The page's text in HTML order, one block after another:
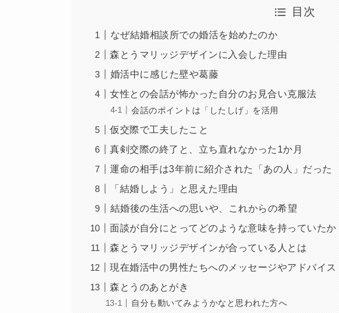
目次
︎なぜ結婚相談所での婚活を始めたのか
森とうマリッジデザインに入会した理由
︎婚活中に感じた壁や葛藤
女性との会話が怖かった自分のお見合い克服法
会話のポイントは「したしげ」を活用
仮交際で工夫したこと
真剣交際の終了と、立ち直れなかった1か月
運命の相手は3年前に紹介された「あの人」だった
「結婚しよう」と思えた理由
︎結婚後の生活への思いや、これからの希望
面談が自分にとってどのような意味を持っていたか
森とうマリッジデザインが合っている人とは
現在婚活中の男性たちへのメッセージやアドバイス
森とうのあとがき
自分も動いてみようかなと思われた方へ